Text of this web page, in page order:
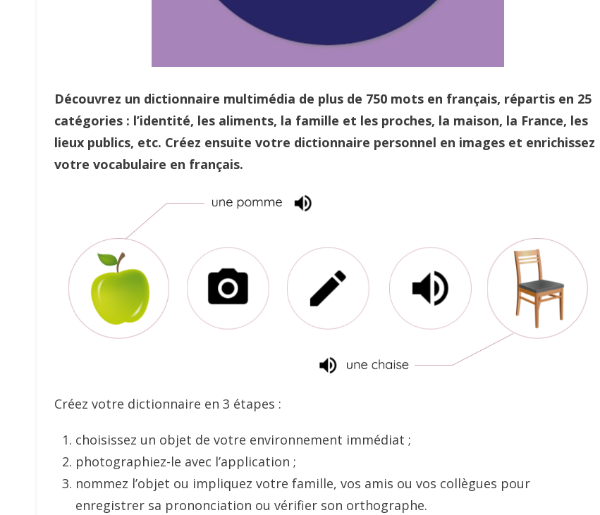
Découvrez un dictionnaire multimédia de plus de 750 mots en français, répartis en 25
catégories : l’identité, les aliments, la famille et les proches, la maison, la France, les
lieux publics, etc. Créez ensuite votre dictionnaire personnel en images et enrichissez
votre vocabulaire en français.
Créez votre dictionnaire en 3 étapes :
choisissez un objet de votre environnement immédiat ;
photographiez-le avec l’application ;
nommez l’objet ou impliquez votre famille, vos amis ou vos collègues pour
enregistrer sa prononciation ou vérifier son orthographe.